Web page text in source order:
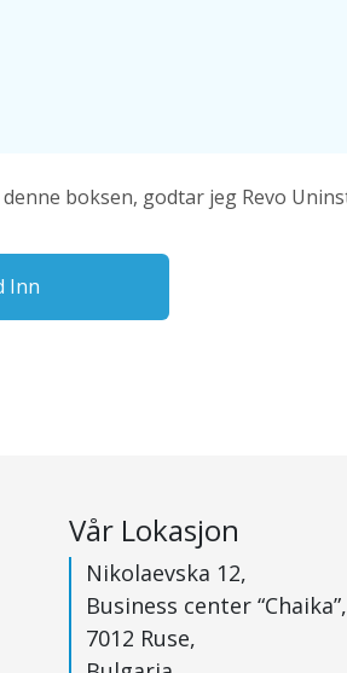
denne boksen, godtar jeg Revo
Vår Lokasjon
Nikolaevska 12,
Business center “Chaika”,
7012 Ruse,